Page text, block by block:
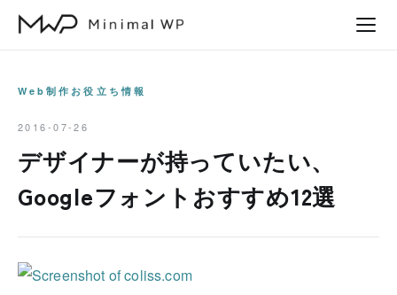
Web制作お役立ち情報
2016-07-26
デザイナーが持っていたい、
Googleフォントおすすめ12選